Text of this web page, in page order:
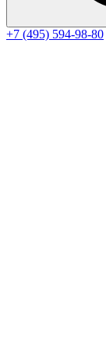
+7 (495) 594-98-80